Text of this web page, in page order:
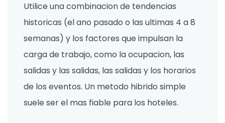
Utilice una combinacion de tendencias
historicas (el ano pasado o las ultimas 4 a 8
semanas) y los factores que impulsan la
carga de trabajo, como la ocupacion, las
salidas y las salidas, las salidas y los horarios
de los eventos. Un metodo hibrido simple
suele ser el mas fiable para los hoteles.